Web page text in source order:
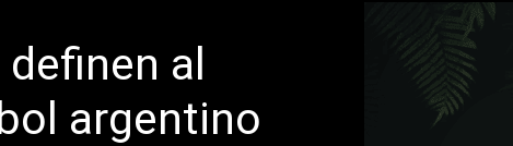
al
argentino